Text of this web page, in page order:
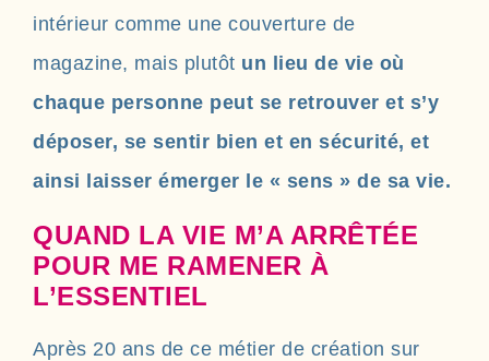
intérieur comme une couverture de
magazine, mais plutôt un lieu de vie où
chaque personne peut se retrouver et s’y
déposer, se sentir bien et en sécurité, et
ainsi laisser émerger le « sens » de sa vie.
QUAND LA VIE M’A ARRÊTÉE
POUR ME RAMENER À
L’ESSENTIEL
Après 20 ans de ce métier de création sur